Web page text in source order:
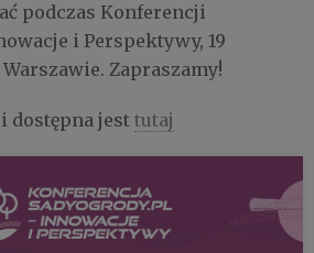
podczas Konferencji
i Perspektywy, 19
Zapraszamy!
dostępna jest tutaj